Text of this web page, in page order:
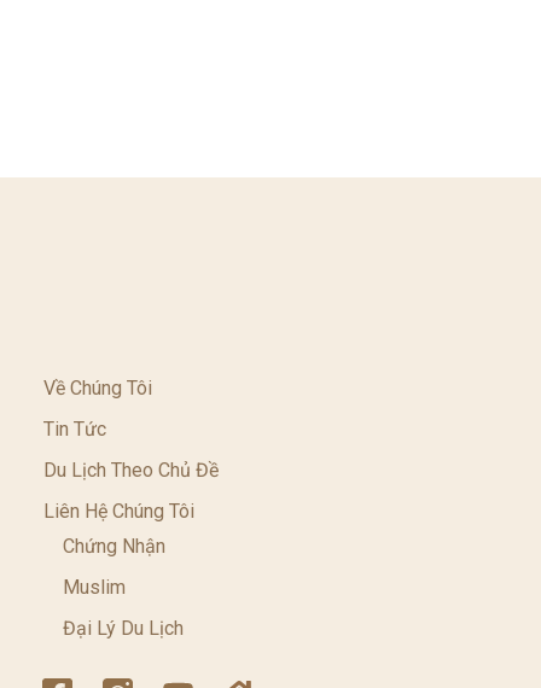
Về Chúng Tôi
Tin Tức
Du Lịch Theo Chủ Đề
Liên Hệ Chúng Tôi
Chứng Nhận
Muslim
Đại Lý Du Lịch